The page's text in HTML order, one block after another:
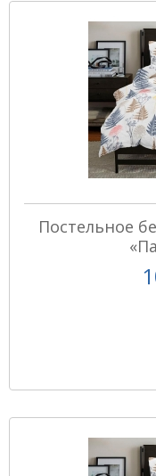
Постельное